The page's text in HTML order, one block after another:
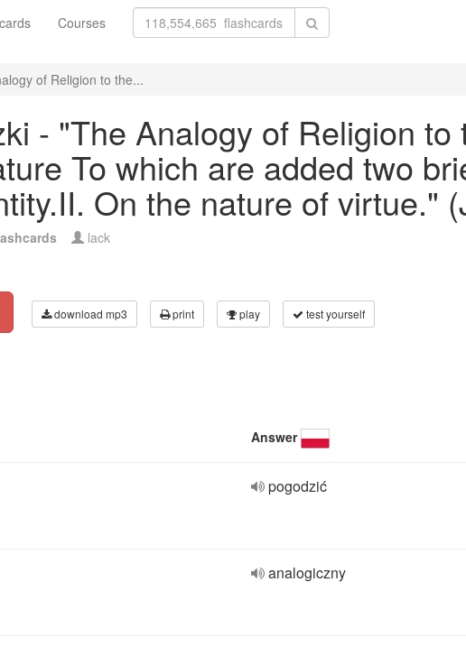
Courses
of Religion to the...
- "The Analogy of Religion
To which are added two
On the nature of virtue."
lack
download mp3 print play test yourself
Answer
pogodzić
analogiczny